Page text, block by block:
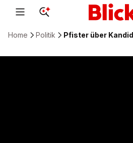
Home Politik Pfister über